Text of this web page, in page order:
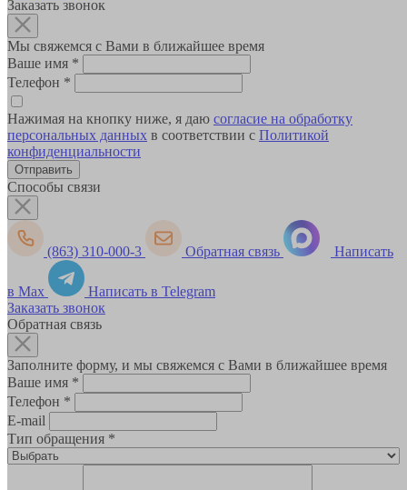
Заказать звонок
Мы свяжемся с Вами в ближайшее время
Ваше имя *
Телефон *
Нажимая на кнопку ниже, я даю согласие на обработку
персональных данных в соответствии с Политикой
конфиденциальности
Способы связи
(863) 310-000-3 Обратная связь Написать
в Max
Написать в Telegram
Заказать звонок
Обратная связь
Заполните форму, и мы свяжемся с Вами в ближайшее время
Ваше имя *
Телефон *
E-mail
Тип обращения *